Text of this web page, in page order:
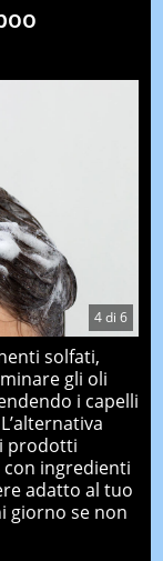
4di 6
solfati,
gli oli
i capelli
prodotti
con ingredienti
adatto al tuo
giorno se non